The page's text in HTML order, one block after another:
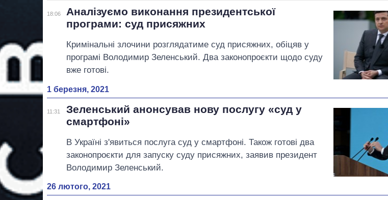
18:06
Аналізуємо виконання президентської
програми: суд присяжних
Кримінальні злочини розглядатиме суд присяжних, обіцяв у
програмі Володимир Зеленський. Два законопроєкти щодо суду
вже готові.
1 березня, 2021
11:31
Зеленський анонсував нову послугу «суд у
смартфоні»
В Україні з'явиться послуга суд у смартфоні. Також готові два
законопроєкти для запуску суду присяжних, заявив президент
Володимир Зеленський.
26 лютого, 2021